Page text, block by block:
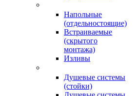
Напольные
(отдельностоящие)
Встраиваемые
(скрытого
монтажа)
Изливы
Душевые системы
(стойки)